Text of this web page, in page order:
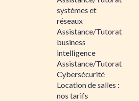
systèmes et
réseaux
Assistance/Tutorat
business
intelligence
Assistance/Tutorat
Cybersécurité
Location de salles :
nos tarifs